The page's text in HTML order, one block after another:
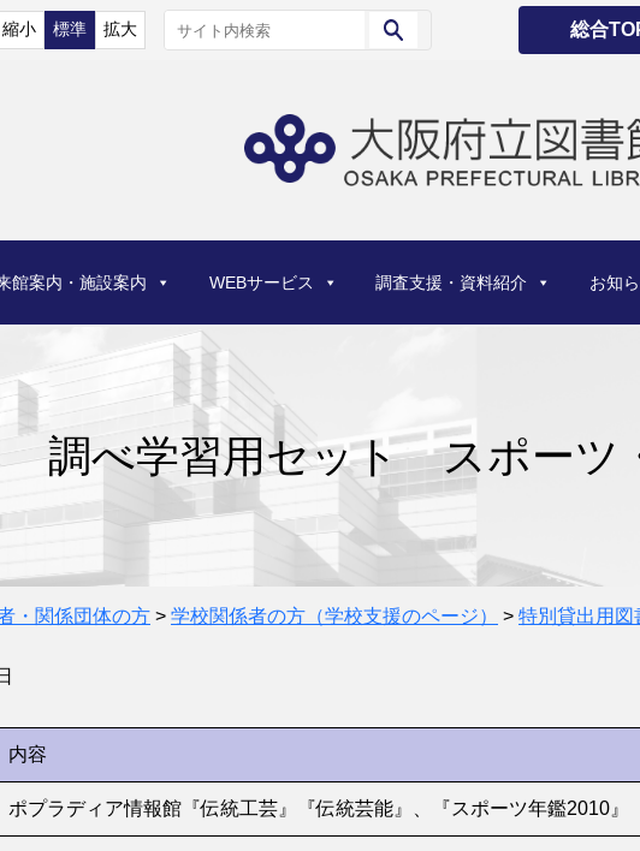
館案内・施設案内 WEBサービス 調査支援・資料紹介 お知
総合
調べ学習用セット スポーツ
・関係団体の方 > 学校関係者の方（学校支援のページ） > 特別貸出用図
内容
ポプラディア情報館『伝統工芸』『伝統芸能』、『スポーツ年鑑2010』